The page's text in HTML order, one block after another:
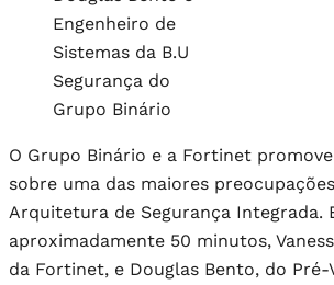
Engenheiro de
Sistemas da B.U
Segurança do
Grupo Binário
O Grupo Binário e a Fortinet
sobre uma das maiores
Arquitetura de Segurança Integrada.
aproximadamente 50 minutos,
da Fortinet, e Douglas Bento, do Pré-